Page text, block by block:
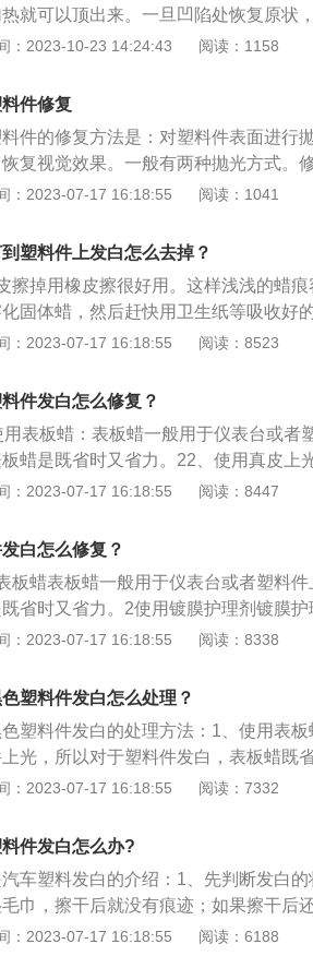
热就可以顶出来。一旦凹陷处恢复原状
地方降温，让橡胶收缩回复。2、使用
要借助外力。而凹陷修复工具刚好能
部位用杠杆式修复工具撬起，在用整平
至车身凹陷部位恢复。3、卸力后用
用手伸进车身的保险杠内部，在后面
凹陷的同时通常还会有很多划痕，那
两端，多由塑料、树脂等高弹性材料
保险杠主要用来减缓轻微碰撞对汽车
：2023-10-23 14:24:43 阅读：1158
件修复
件的修复方法是：对塑料件表面进行
复视觉效果。一般有两种抛光方式。
斑点。其抛光材料为100~150目轻质
玻璃、聚苯乙烯等低硬度的透明塑料制
要求不高时，经过抛光或研磨后即可
成有光泽的表面，就需要再次抛光。
也属于油脂的范畴，如高级牙膏、白
通常使用黏合方法进行修复。粘接法
流程如下：1、清洁塑料零件。先用肥
料清洁剂清洗；2、如果塑料件变形
恢复原状；3、在裂缝处钻孔对于塑
砂纸进行修补；5、背筋损伤严重时，
的胶粘剂涂在修补部位及其周围，按
用力过猛，以免塑料件变形。
：2023-07-17 16:18:55 阅读：1041
塑料件上发白怎么去掉？
擦掉用橡皮擦很好用。这样浅浅的蜡
固体蜡，然后赶快用卫生纸等吸收好
清洁液喷在发白的地方，用牙刷慢慢
：2023-07-17 16:18:55 阅读：8523
件发白怎么修复？
用表板蜡：表板蜡一般用于仪表台或者
蜡是既省时又省力。22、使用真皮上
好的效果，和表板蜡一样。33、使用
：2023-07-17 16:18:55 阅读：8447
白怎么修复？
板蜡表板蜡一般用于仪表台或者塑料
省时又省力。2使用镀膜护理剂镀膜
件发白、无光泽等都可以通过镀膜护
：2023-07-17 16:18:55 阅读：8338
塑料件发白怎么处理？
塑料件发白的处理方法：1、使用表
光，所以对于塑料件发白，表板蜡既
有一个缺点就喷完后更加容易粘灰，
料件产生很好的效果，和表板蜡一样
相对于表板蜡可以保持的时间更长，效
不陌生，对于黑色塑料件，使用黑色
盖效果十分明显，而且使用起来方便，
过要用黑色鞋油。
：2023-07-17 16:18:55 阅读：7332
件发白怎么办?
汽车塑料发白的介绍：1、先判断发白
巾，擦干后就没有痕迹；如果擦干后
匀的喷涂在划痕周围，等上几分钟，
：2023-07-17 16:18:55 阅读：6188